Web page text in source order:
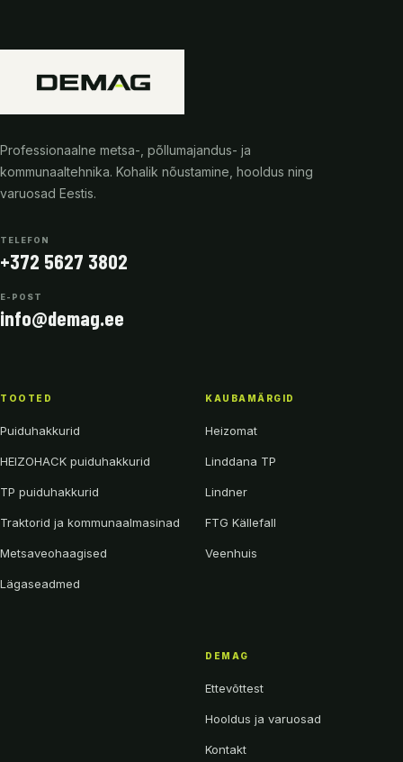
Professionaalne metsa-, põllumajandus- ja
kommunaaltehnika. Kohalik nõustamine, hooldus ning
varuosad Eestis.
TELEFON
+372 5627 3802
E-POST
info@demag.ee
TOOTED
Puiduhakkurid
HEIZOHACK puiduhakkurid
TP puiduhakkurid
Traktorid ja kommunaalmasinad
Metsaveohaagised
Lägaseadmed
KAUBAMÄRGID
Heizomat
Linddana TP
Lindner
FTG Källefall
Veenhuis
DEMAG
Ettevõttest
Hooldus ja varuosad
Kontakt